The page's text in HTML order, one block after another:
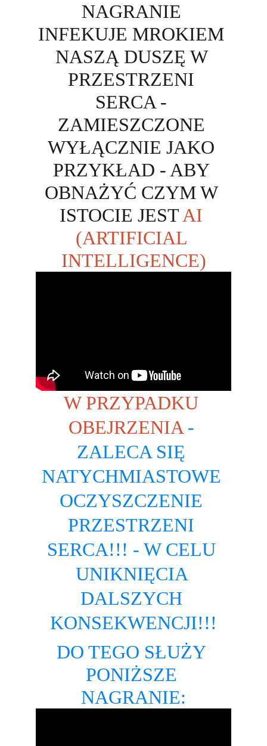
NAGRANIE
INFEKUJE MROKIEM
NASZĄ DUSZĘ W
PRZESTRZENI
SERCA -
ZAMIESZCZONE
WYŁĄCZNIE JAKO
PRZYKŁAD - ABY
OBNAŻYĆ CZYM W
ISTOCIE JEST AI
(ARTIFICIAL
INTELLIGENCE)
W PRZYPADKU
OBEJRZENIA -
ZALECA SIĘ
NATYCHMIASTOWE
OCZYSZCZENIE
PRZESTRZENI
SERCA!!! - W CELU
UNIKNIĘCIA
DALSZYCH
KONSEKWENCJI!!!
DO TEGO SŁUŻY
PONIŻSZE
NAGRANIE: